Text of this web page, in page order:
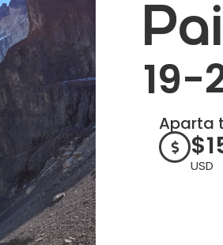
19-
Aparta
$
USD